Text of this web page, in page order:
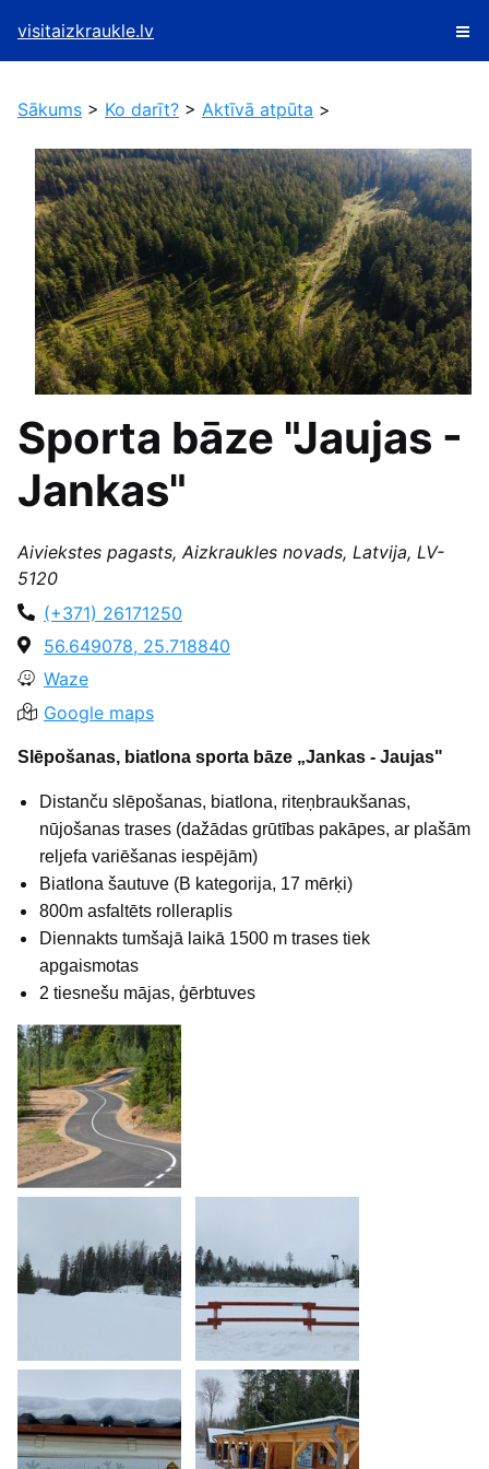
visitaizkraukle.lv
Sākums > Ko darīt? > Aktīvā atpūta >
Sporta bāze "Jaujas -
Jankas"
Aiviekstes pagasts, Aizkraukles novads, Latvija, LV-
5120
(+371) 26171250
56.649078, 25.718840
Waze
Google maps
Slēpošanas, biatlona sporta bāze „Jankas - Jaujas"
Distanču slēpošanas, biatlona, riteņbraukšanas,
nūjošanas trases (dažādas grūtības pakāpes, ar plašām
reljefa variēšanas iespējām)
Biatlona šautuve (B kategorija, 17 mērķi)
800m asfaltēts rolleraplis
Diennakts tumšajā laikā 1500 m trases tiek
apgaismotas
2 tiesnešu mājas, ģērbtuves